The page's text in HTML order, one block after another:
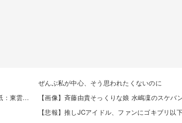
【8/10発売】「ヤングチャンピオン 2026年 No.16」表紙：東雲うみ / 斉藤優里 えなこ 高鶴桃羽 etc.
ぜんぶ私が中心、そう思われたくないのに